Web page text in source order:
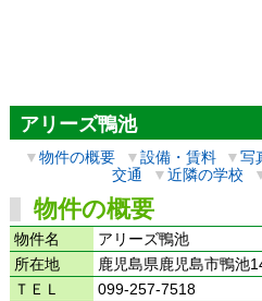
アリーズ鴨池
▼物件の概要 ▼設備・賃料 ▼写
交通
▼近隣の学校
物件の概要
物件名
アリーズ鴨池
所在地
鹿児島県鹿児島市鴨池
ＴＥＬ
099-257-7518